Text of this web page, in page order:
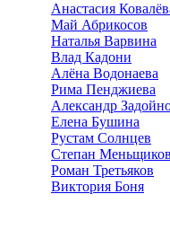
Анастасия
Май Абрикосов
Наталья Варвина
Влад Кадони
Алёна Водонаева
Рима Пенджиева
Александр
Елена Бушина
Рустам Солнцев
Степан
Роман Третьяков
Виктория Боня